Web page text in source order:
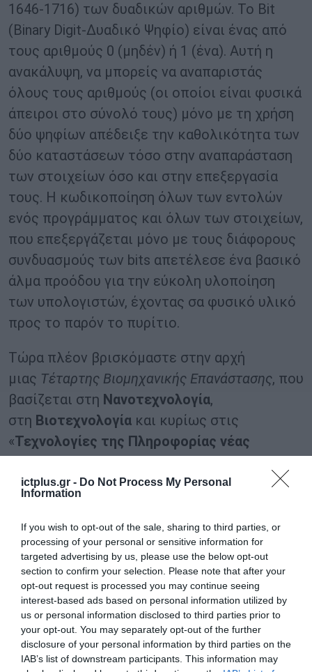
ictplus.gr - Do Not Process My Personal
Information
If you wish to opt-out of the sale, sharing to third parties, or
processing of your personal or sensitive information for
targeted advertising by us, please use the below opt-out
section to confirm your selection. Please note that after your
opt-out request is processed you may continue seeing
interest-based ads based on personal information utilized by
us or personal information disclosed to third parties prior to
your opt-out. You may separately opt-out of the further
disclosure of your personal information by third parties on the
IAB’s list of downstream participants. This information may
1646-1716) των δυαδικών αριθμών. Το Bit
(Binary Digit-Δυαδικό Ψηφίο) είναι ένας από
τους αριθμούς 0 (μηδέν) ή 1 (ένα). Αυτή η
ανακάλυψη, να μπορείς να αναπαριστάς
όλους τους αριθμούς (οι οποίοι είναι φυσικά
άπειροι στο σύνολό τους) μόνο με τη χρήση
δύο ψηφίων απέδειξε την καθολικότητα των
δύο καταστάσεων τόσο στην αναπαράσταση
των στοιχείων όσο και στην επεξεργασία
τους. Η κωδικοποίηση όλων των εντολών
ενός προγράμματος και όλων των στοιχείων,
που επεξεργάζεται μόνο με τους διάφορους
συνδυασμούς των bits απετέλεσε ένα βασικό
άλμα προόδου για την εύκολη υλοποίηση
των υπολογιστών, έχοντας σα φυσικό υλικό
προς το παρόν το πυρίτιο.
Τώρα πλέον βρισκόμαστε στην αρχή
μιας Τέταρτης Βιομηχανικής Επανάστασης, που
βασίζεται στη Νανοτεχνολογία,
στη Βιοτεχνολογία και κυρίως στις
«Τεχνολογίες της Πληροφορίας νέας
Κυβερνο-Φυσικά Συστήματα (Cyber-
Tο διαδίκτυο των πραγμάτων (Internet of
Things, IoT).
To υπολογιστικό νέφος (Cloud Computing)
και τα Δορυφορικά Δεδομένα.
Tα μεγάλα δεδομένα και οι αναλυτικές
δεδομένων (Big Data & Data Analytics).